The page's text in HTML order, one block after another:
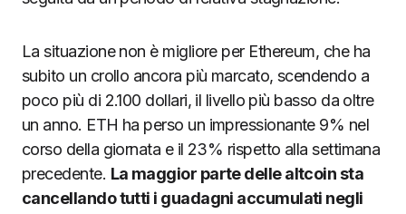
La situazione non è migliore per Ethereum, che ha
subito un crollo ancora più marcato, scendendo a
poco più di 2.100 dollari, il livello più basso da oltre
un anno. ETH ha perso un impressionante 9% nel
corso della giornata e il 23% rispetto alla settimana
precedente. La maggior parte delle altcoin sta
cancellando tutti i guadagni accumulati negli